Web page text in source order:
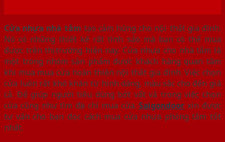
Cửa nhựa nhà tắm tạo cảm hứng cho nội thất gia đình.
Nó có những thiết kế rất tình sảo mà bạn có thể mua
được trên thị trường hiện nay. Cửa nhựa cho nhà tắm là
một trong nhóm sản phẩm được khách hàng quan tâm
khi mua mua cửa hoàn thiện nội thất gia đình. Việc chọn
cửa luôn rất khó khăn từ hình dáng, màu sắc cho đến giá
cả. Để giúp người tiêu dùng bớt vất vả trong việc chọn
cửa cũng như tìm địa chỉ mua cửa. Saigondoor xin được
tư vấn cho bạn đọc cách mua cửa nhựa phòng tắm tốt
nhất.